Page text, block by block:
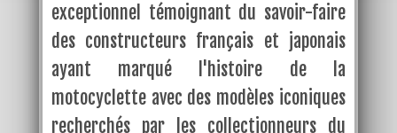
exceptionnel témoignant du savoir-faire
des constructeurs français et japonais
ayant marqué l'histoire de la
motocyclette avec des modèles iconiques
recherchés par les collectionneurs du